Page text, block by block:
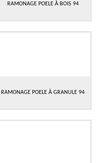
RAMONAGE POELE À BOIS 94
RAMONAGE POELE À GRANULE 94